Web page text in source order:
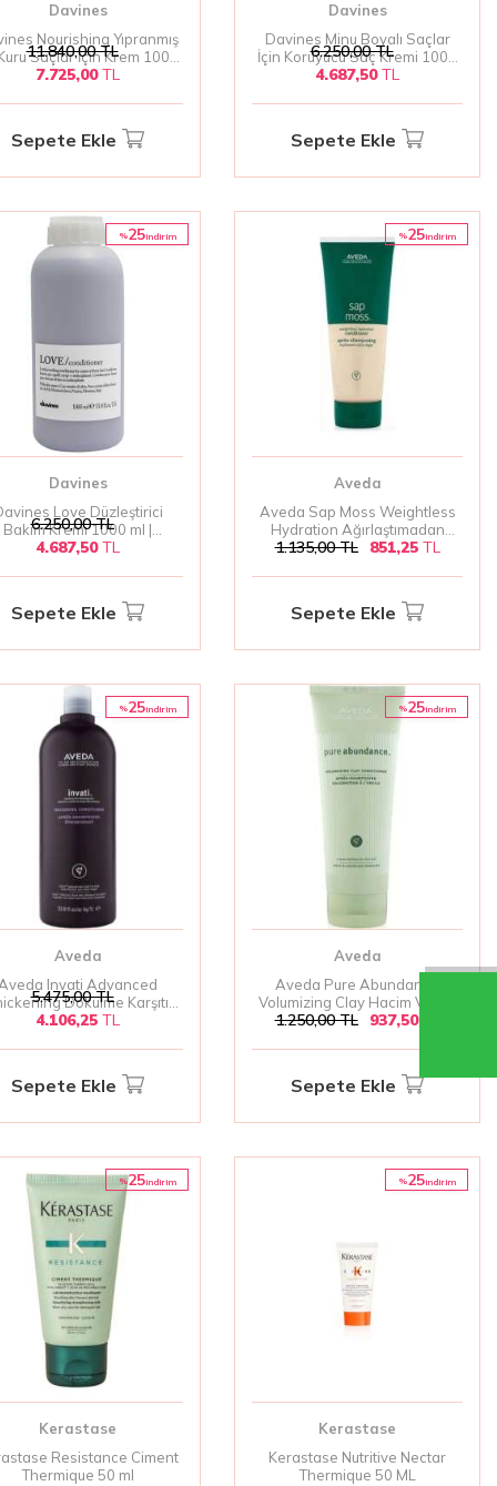
Davines
Nourishing Yıpranmış
Saçlar İçin Krem 1000
| Derinlemesine Onarıcı ve
11.840,00TL
7.725,00TL
Sepete Ekle
Davines
Davines Minu Boyalı Saçlar
İçin Koruyucu Saç Kremi 1000
ml | Renk Koruyucu ve Besleyici
6.250,00TL
4.687,50TL
Sepete Ekle
%25i̇ndirim
Davines
Love Düzleştirici
Bakım Kremi 1000 ml |
Pürüzsüzleştirici ve Hacim
6.250,00TL
4.687,50TL
Sepete Ekle
%25i̇ndirim
Aveda
Aveda Sap Moss Weightless
Hydration Ağırlaştımadan
Nemlendirici Saç Kremi 200 ml
1.135,00TL 851,25TL
Sepete Ekle
%25i̇ndirim
Aveda
Aveda Invati Advanced
Dökülme Karşıtı
Saç Kremi 1000
5.475,00TL
4.106,25 TL
Sepete Ekle
%25i̇ndirim
Aveda
Aveda Pure Abundance
Volumizing Clay Hacim Veren
Saç Kremi 200 ml
1.250,00TL 937,50TL
Sepete Ekle
%25i̇ndirim
Kerastase
Resistance Ciment
Thermique 50 ml
%25i̇ndirim
Kerastase
Kerastase Nutritive Nectar
Thermique 50 ML